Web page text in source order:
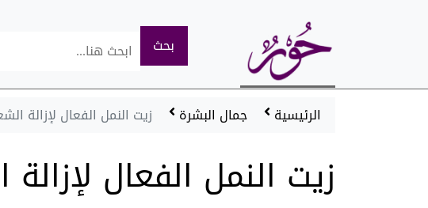
العناية بالشعر
العناية بالشعر
الرئيسية جمال البشرة زيت النمل الفعال لإزالة
زيت النمل الفعال